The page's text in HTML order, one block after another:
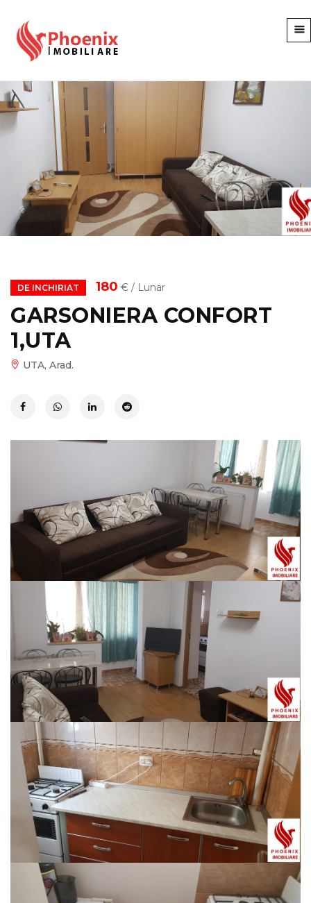
DE INCHIRIAT 180 € / Lunar
GARSONIERA CONFORT
1,UTA
UTA, Arad.